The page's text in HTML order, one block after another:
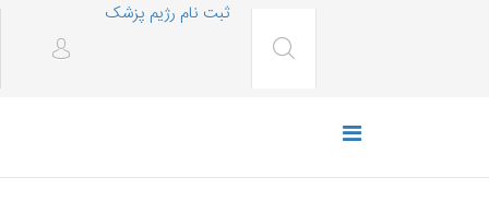
ثبت نام رژیم پزشک